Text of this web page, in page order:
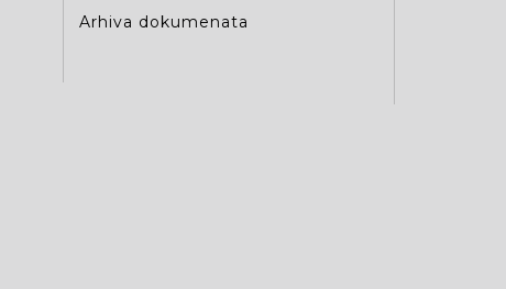
Arhiva dokumenata